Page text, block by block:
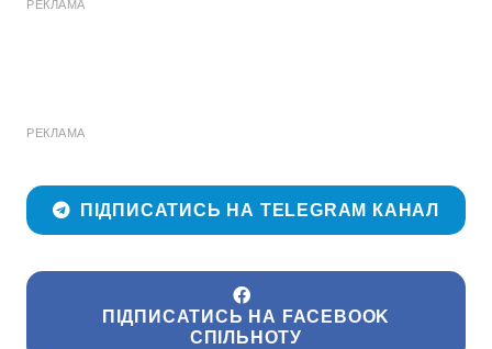
РЕКЛАМА
РЕКЛАМА
ПІДПИСАТИСЬ НА TELEGRAM КАНАЛ
ПІДПИСАТИСЬ НА FACEBOOK
СПІЛЬНОТУ